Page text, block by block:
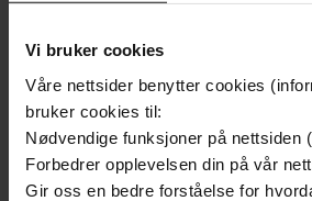
Vi bruker cookies
Våre nettsider benytter cookies
bruker cookies til:
Nødvendige funksjoner på nettsiden
Forbedrer opplevelsen din på vår
Gir oss en bedre forståelse for
Andre har også kjøpt
Premium